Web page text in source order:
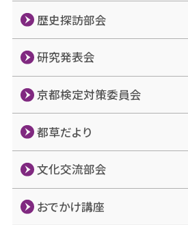
歴史探訪部会
研究発表会
京都検定対策委員会
都草だより
文化交流部会
おでかけ講座